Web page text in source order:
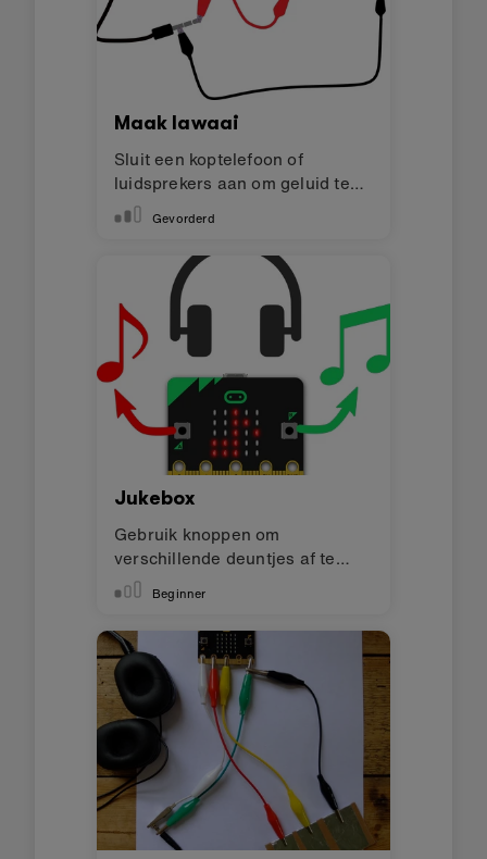
Maak lawaai
Sluit een koptelefoon of
luidsprekers aan om geluid te
makenGevorderd
Jukebox
Gebruik knoppen om
verschillende deuntjes af te
spelenBeginner